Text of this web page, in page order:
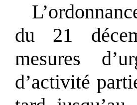
du 21
mesures
d’activité